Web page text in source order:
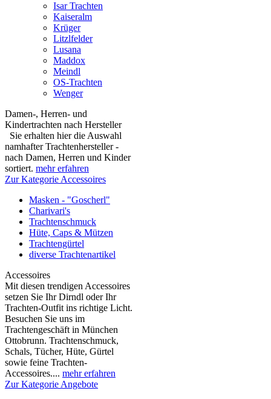
Isar Trachten
Kaiseralm
Krüger
Litzlfelder
Lusana
Maddox
Meindl
OS-Trachten
Wenger
Damen-, Herren- und
Kindertrachten nach Hersteller
Sie erhalten hier die Auswahl
namhafter Trachtenhersteller -
nach Damen, Herren und Kinder
sortiert. mehr erfahren
Zur Kategorie Accessoires
Masken - "Goscherl"
Charivari's
Trachtenschmuck
Hüte, Caps & Mützen
Trachtengürtel
diverse Trachtenartikel
Accessoires
Mit diesen trendigen Accessoires
setzen Sie Ihr Dirndl oder Ihr
Trachten-Outfit ins richtige Licht.
Besuchen Sie uns im
Trachtengeschäft in München
Ottobrunn. Trachtenschmuck,
Schals, Tücher, Hüte, Gürtel
sowie feine Trachten-
Accessoires.... mehr erfahren
Zur Kategorie Angebote